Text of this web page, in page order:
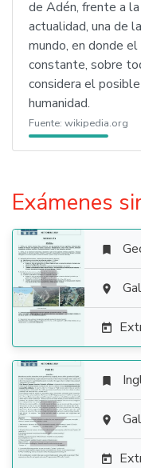
de Adén, frente a la
actualidad, una de
mundo, en donde
constante, sobre
considera el
humanidad.
Fuente: wikipedia.org
Exámenes







